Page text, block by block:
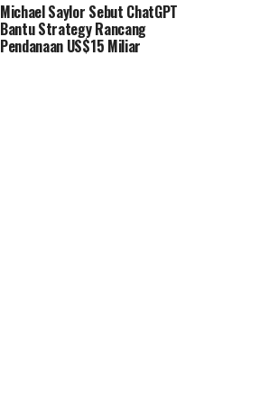
Michael Saylor Sebut ChatGPT
Bantu Strategy Rancang
Pendanaan US$15 Miliar